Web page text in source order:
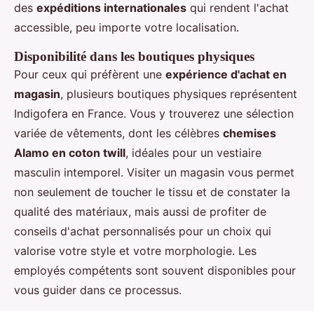
des expéditions internationales qui rendent l'achat
accessible, peu importe votre localisation.
Disponibilité dans les boutiques physiques
Pour ceux qui préfèrent une expérience d'achat en
magasin, plusieurs boutiques physiques représentent
Indigofera en France. Vous y trouverez une sélection
variée de vêtements, dont les célèbres chemises
Alamo en coton twill, idéales pour un vestiaire
masculin intemporel. Visiter un magasin vous permet
non seulement de toucher le tissu et de constater la
qualité des matériaux, mais aussi de profiter de
conseils d'achat personnalisés pour un choix qui
valorise votre style et votre morphologie. Les
employés compétents sont souvent disponibles pour
vous guider dans ce processus.